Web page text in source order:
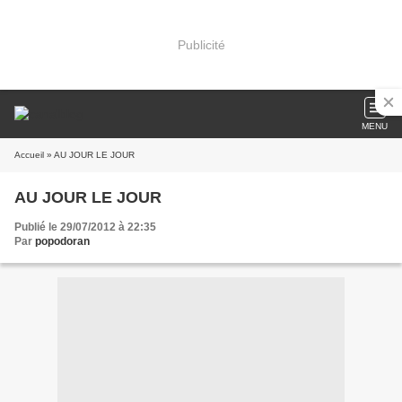
Publicité
MENU
Accueil » AU JOUR LE JOUR
AU JOUR LE JOUR
Publié le 29/07/2012 à 22:35
Par popodoran